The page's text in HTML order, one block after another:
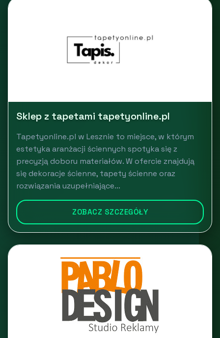
Sklep z tapetami tapetyonline.pl
Tapetyonline.pl w Lesznie to miejsce, w którym
estetyka aranżacji ściennych spotyka się z
precyzją doboru materiałów. W ofercie znajdują
się dekoracje ścienne, tapety ścienne oraz
rozwiązania uzupełniające...
ZOBACZ SZCZEGÓŁY